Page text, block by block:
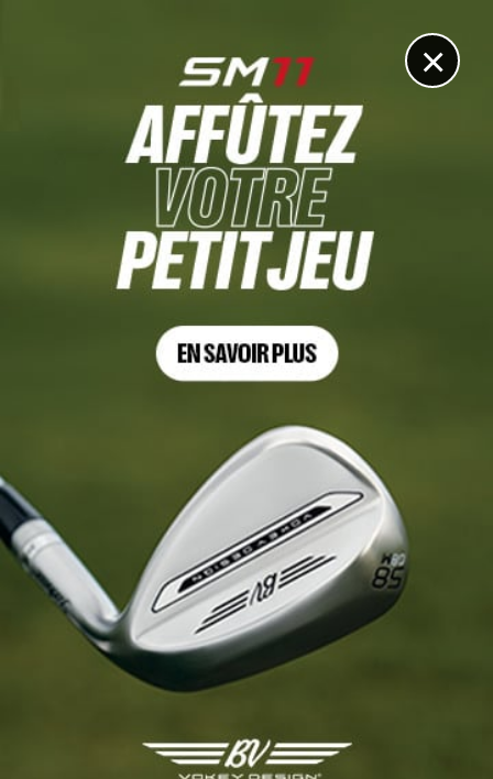
×
Le vainqueur de l’U.S. Open a refusé un don à l’USGA,
20 FÉVRIER 2026